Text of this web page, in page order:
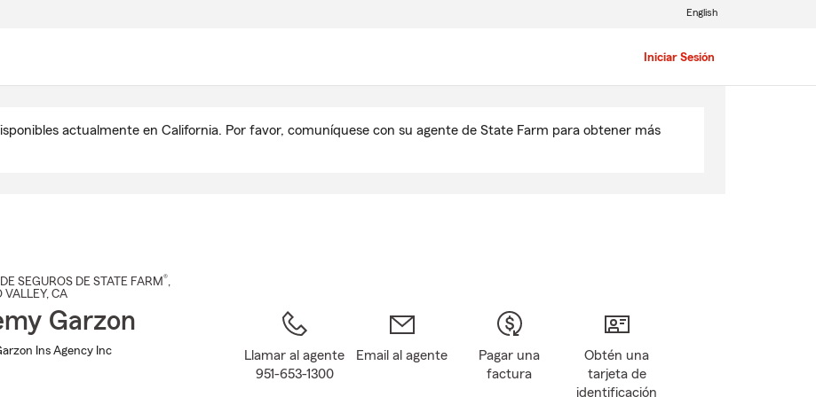
Iniciar Sesión
English
actualmente en California. Por favor, comuníquese con su agente de State Farm para obtener más
SEGUROS DE STATE FARM®,
VALLEY, CA
Garzon
Ins Agency Inc
Llamar al agente
951-653-1300
Email al agente
Pagar una
factura
Obtén una
tarjeta de
identificación